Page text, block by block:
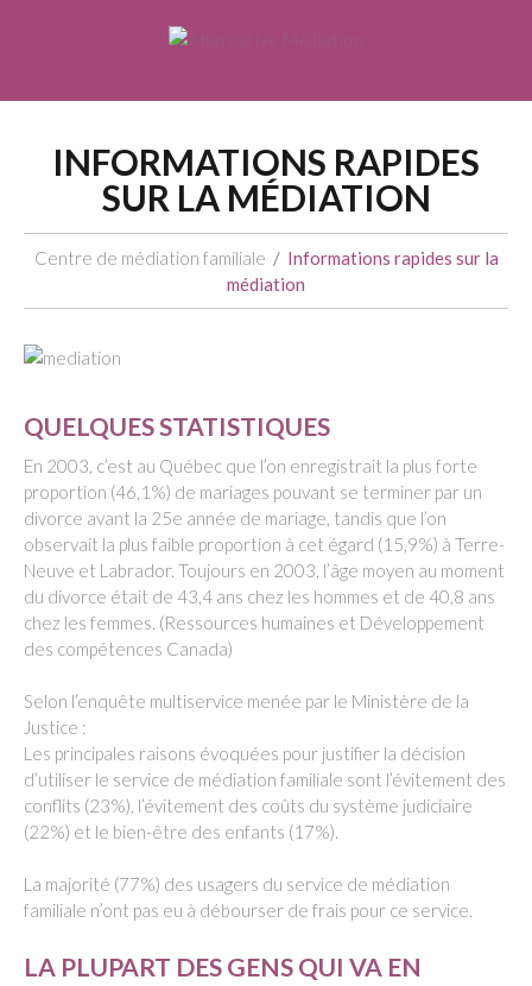
INFORMATIONS RAPIDES
SUR LA MÉDIATION
Centre de médiation familiale
Informations rapides sur la
médiation
QUELQUES STATISTIQUES
En 2003, c’est au Québec que l’on enregistrait la plus forte
proportion (46,1%) de mariages pouvant se terminer par un
divorce avant la 25e année de mariage, tandis que l’on
observait la plus faible proportion à cet égard (15,9%) à Terre-
Neuve et Labrador. Toujours en 2003, l’âge moyen au moment
du divorce était de 43,4 ans chez les hommes et de 40,8 ans
chez les femmes. (Ressources humaines et Développement
des compétences Canada)
Selon l’enquête multiservice menée par le Ministère de la
Justice :
Les principales raisons évoquées pour justifier la décision
d’utiliser le service de médiation familiale sont l’évitement des
conflits (23%), l’évitement des coûts du système judiciaire
(22%) et le bien-être des enfants (17%).
La majorité (77%) des usagers du service de médiation
familiale n’ont pas eu à débourser de frais pour ce service.
LA PLUPART DES GENS QUI VA EN